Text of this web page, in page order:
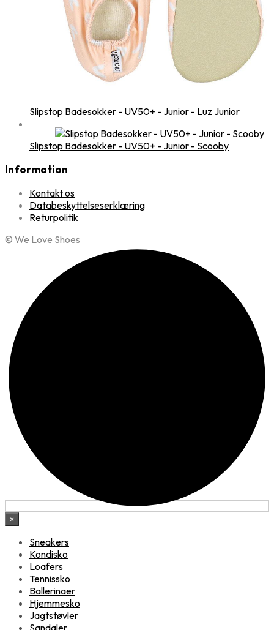
Slipstop Badesokker - UV50+ - Junior - Luz Junior
Slipstop Badesokker - UV50+ - Junior - Scooby
Information
Kontakt os
Databeskyttelseserklæring
Returpolitik
© We Love Shoes
×
Sneakers
Kondisko
Loafers
Tennissko
Ballerinaer
Hjemmesko
Jagtstøvler
Sandaler